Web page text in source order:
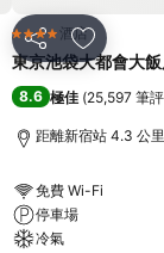
分享 放到收藏
4 星級 酒店
東京池袋大都會大
8.6 極佳 (25,597 筆
距離新宿站 4.3 公里
免費 Wi-Fi
停車場
冷氣